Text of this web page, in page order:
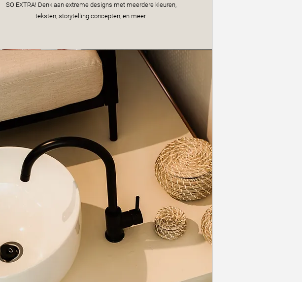
SO EXTRA! Denk aan extreme designs met meerdere kleuren,
teksten, storytelling concepten, en meer.